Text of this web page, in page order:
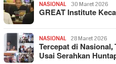
NASIONAL 30 Maret 2026
GREAT Institute
NASIONAL 28 Maret 2026
Tercepat di
Usai Serahkan